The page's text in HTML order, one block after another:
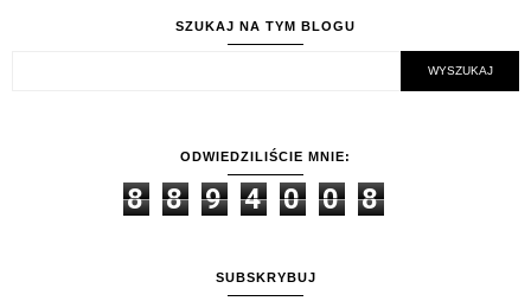
SZUKAJ NA TYM BLOGU
ODWIEDZILIŚCIE MNIE:
8 8 9 4 0 0 8
SUBSKRYBUJ